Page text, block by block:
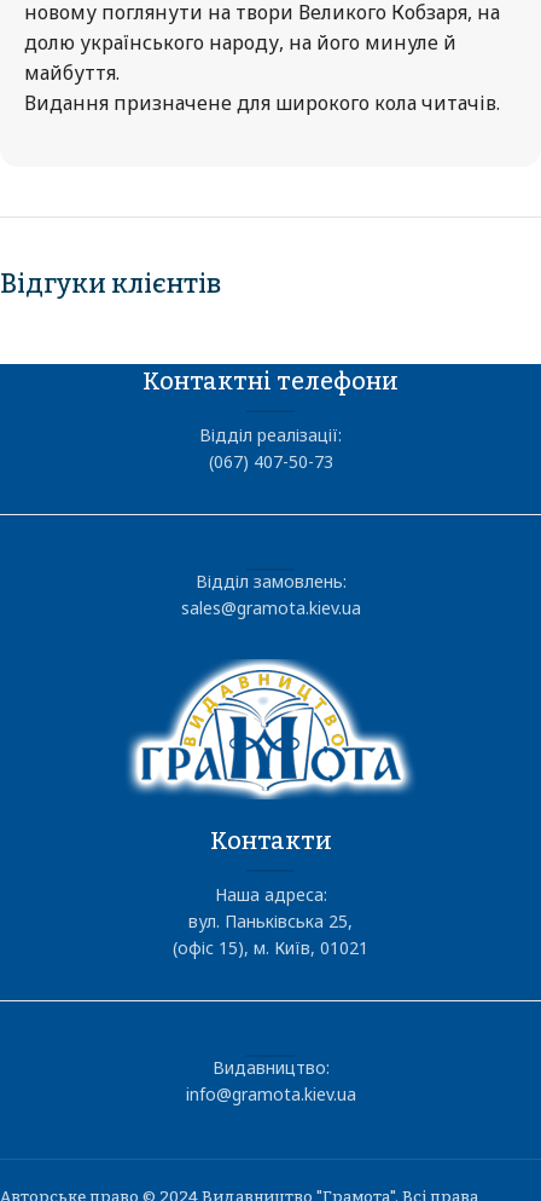
новому поглянути на твори Великого Кобзаря, на
долю українського народу, на його минуле й
майбуття.
Видання призначене для широкого кола читачів.
Відгуки клієнтів
Контактні телефони
Відділ реалізації:
(067) 407-50-73
Відділ замовлень:
sales@gramota.kiev.ua
Контакти
Наша адреса:
вул. Паньківська 25,
(офіс 15), м. Київ, 01021
Видавництво:
info@gramota.kiev.ua
Авторське право © 2024 Видавництво "Грамота". Всі права